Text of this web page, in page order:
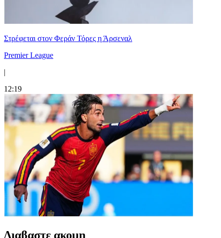
Στρέφεται στον Φεράν Τόρες η Άρσεναλ
Premier League
|
12:19
Διαβαστε ακομη